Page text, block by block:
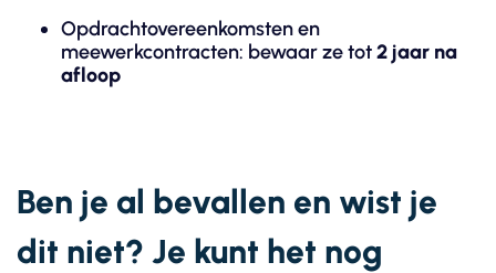
Opdrachtovereenkomsten en
meewerkcontracten: bewaar ze tot2 jaar na
afloop
Ben je al bevallen en wist je
dit niet? Je kunt het nog